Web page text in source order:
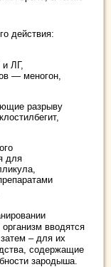
действия:
ЛГ,
— меногон,
разрыву
для
вводятся
– для их
содержащие
зародыша.